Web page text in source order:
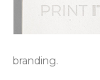
branding.